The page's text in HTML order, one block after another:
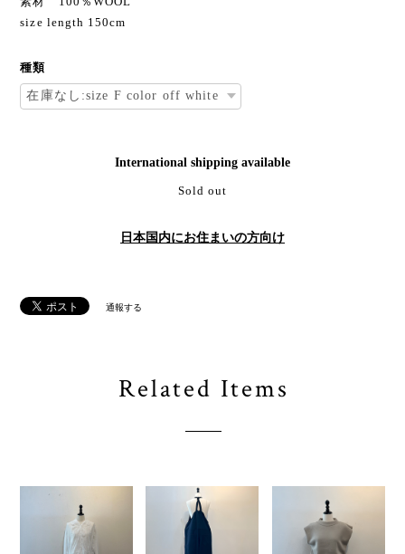
size length 150cm
種類
International shipping available
Sold out
日本国内にお住まいの方向け
通報する
Related Items